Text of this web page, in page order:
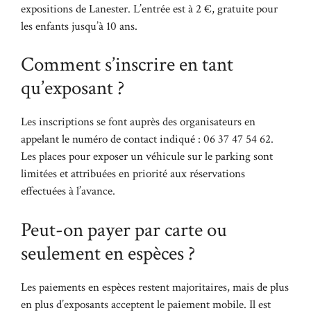
expositions de Lanester. L’entrée est à 2 €, gratuite pour
les enfants jusqu’à 10 ans.
Comment s’inscrire en tant
qu’exposant ?
Les inscriptions se font auprès des organisateurs en
appelant le numéro de contact indiqué : 06 37 47 54 62.
Les places pour exposer un véhicule sur le parking sont
limitées et attribuées en priorité aux réservations
effectuées à l’avance.
Peut-on payer par carte ou
seulement en espèces ?
Les paiements en espèces restent majoritaires, mais de plus
en plus d’exposants acceptent le paiement mobile. Il est